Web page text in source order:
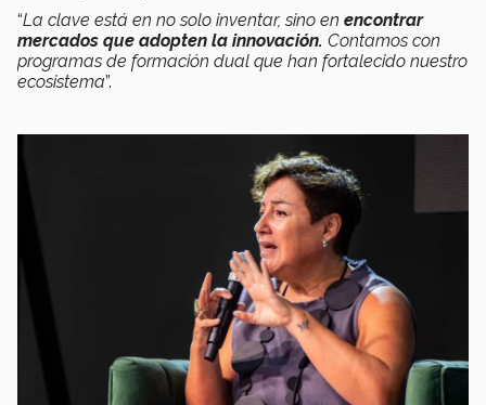
“La clave está en no solo inventar, sino en encontrar
mercados que adopten la innovación. Contamos con
programas de formación dual que han fortalecido nuestro
ecosistema”.